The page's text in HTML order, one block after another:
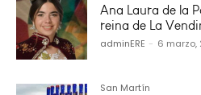
Ana Laura de la
reina de La
adminERE - 6 marzo,
San Martín